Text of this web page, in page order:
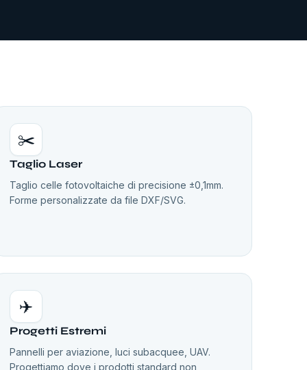
✂️
Taglio Laser
Taglio celle fotovoltaiche di precisione ±0,1mm.
Forme personalizzate da file DXF/SVG.
✈️
Progetti Estremi
Pannelli per aviazione, luci subacquee, UAV.
Progettiamo dove i prodotti standard non